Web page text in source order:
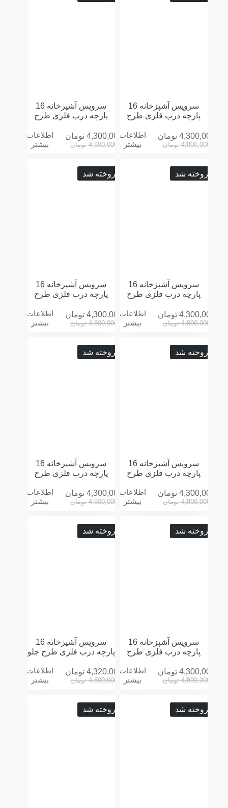
سرویس آشپزخانه 16
پارچه درب فلزی طرح
4,800,000 تومان
4,300,000 تومان
اطلاعات
بیشتر
سرویس آشپزخانه 16
پارچه درب فلزی طرح
4,800,000 تومان
4,300,000 تومان
اطلاعات
بیشتر
فروخته شد
سرویس آشپزخانه 16
پارچه درب فلزی طرح
4,800,000 تومان
4,300,000 تومان
اطلاعات
بیشتر
فروخته شد
سرویس آشپزخانه 16
پارچه درب فلزی طرح
4,800,000 تومان
4,300,000 تومان
اطلاعات
بیشتر
فروخته شد
سرویس آشپزخانه 16
پارچه درب فلزی طرح
4,800,000 تومان
4,300,000 تومان
اطلاعات
بیشتر
فروخته شد
سرویس آشپزخانه 16
پارچه درب فلزی طرح
4,800,000 تومان
4,300,000 تومان
اطلاعات
بیشتر
فروخته شد
سرویس آشپزخانه 16
پارچه درب فلزی طرح
4,800,000 تومان
4,300,000 تومان
اطلاعات
بیشتر
فروخته شد
سرویس آشپزخانه 16
پارچه درب فلزی طرح جلو
4,800,000 تومان
4,320,000 تومان
اطلاعات
بیشتر
فروخته شد فروخته شد